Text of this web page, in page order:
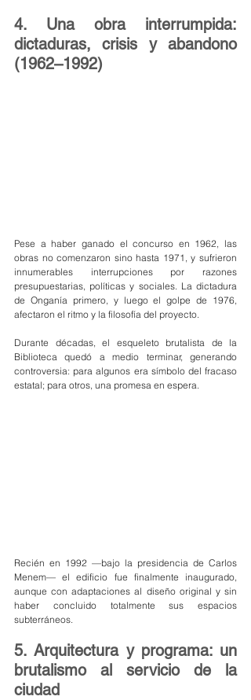
4. Una obra interrumpida:
dictaduras, crisis y abandono
(1962–1992)
Pese a haber ganado el concurso en 1962, las
obras no comenzaron sino hasta 1971, y sufrieron
innumerables interrupciones por razones
presupuestarias, políticas y sociales. La dictadura
de Onganía primero, y luego el golpe de 1976,
afectaron el ritmo y la filosofía del proyecto.
Durante décadas, el esqueleto brutalista de la
Biblioteca quedó a medio terminar, generando
controversia: para algunos era símbolo del fracaso
estatal; para otros, una promesa en espera.
Recién en 1992 —bajo la presidencia de Carlos
Menem— el edificio fue finalmente inaugurado,
aunque con adaptaciones al diseño original y sin
haber concluido totalmente sus espacios
subterráneos.
5. Arquitectura y programa: un
brutalismo al servicio de la
ciudad